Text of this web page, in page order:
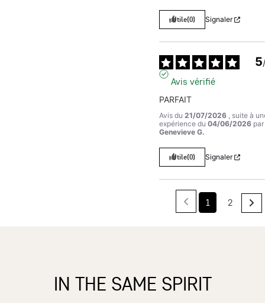
Utile(0) Signaler
5
Avis vérifié
PARFAIT
Avis du 21/07/2026 , suite à
expérience du 04/06/2026 par
Genevieve G.
Utile(0) Signaler
1 2
IN THE SAME SPIRIT